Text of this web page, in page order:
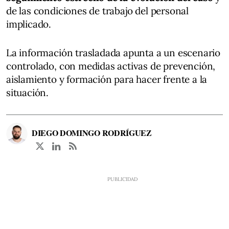
de las condiciones de trabajo del personal
implicado.
La información trasladada apunta a un escenario
controlado, con medidas activas de prevención,
aislamiento y formación para hacer frente a la
situación.
DIEGO DOMINGO RODRÍGUEZ